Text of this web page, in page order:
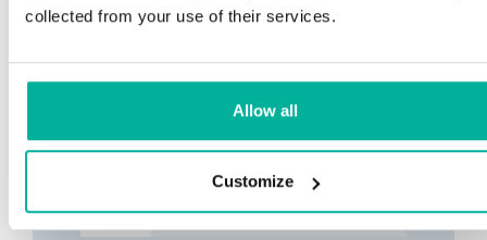
collected from your use of their services.
Allow all
Customize